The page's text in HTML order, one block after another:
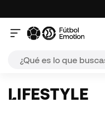
LIFESTYLE